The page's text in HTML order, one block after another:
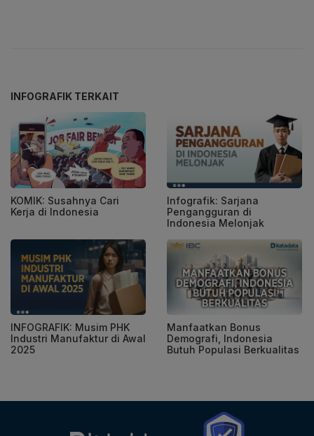
INFOGRAFIK TERKAIT
KOMIK: Susahnya Cari
Kerja di Indonesia
Infografik: Sarjana
Pengangguran di
Indonesia Melonjak
INFOGRAFIK: Musim PHK
Industri Manufaktur di Awal
2025
Manfaatkan Bonus
Demografi, Indonesia
Butuh Populasi Berkualitas